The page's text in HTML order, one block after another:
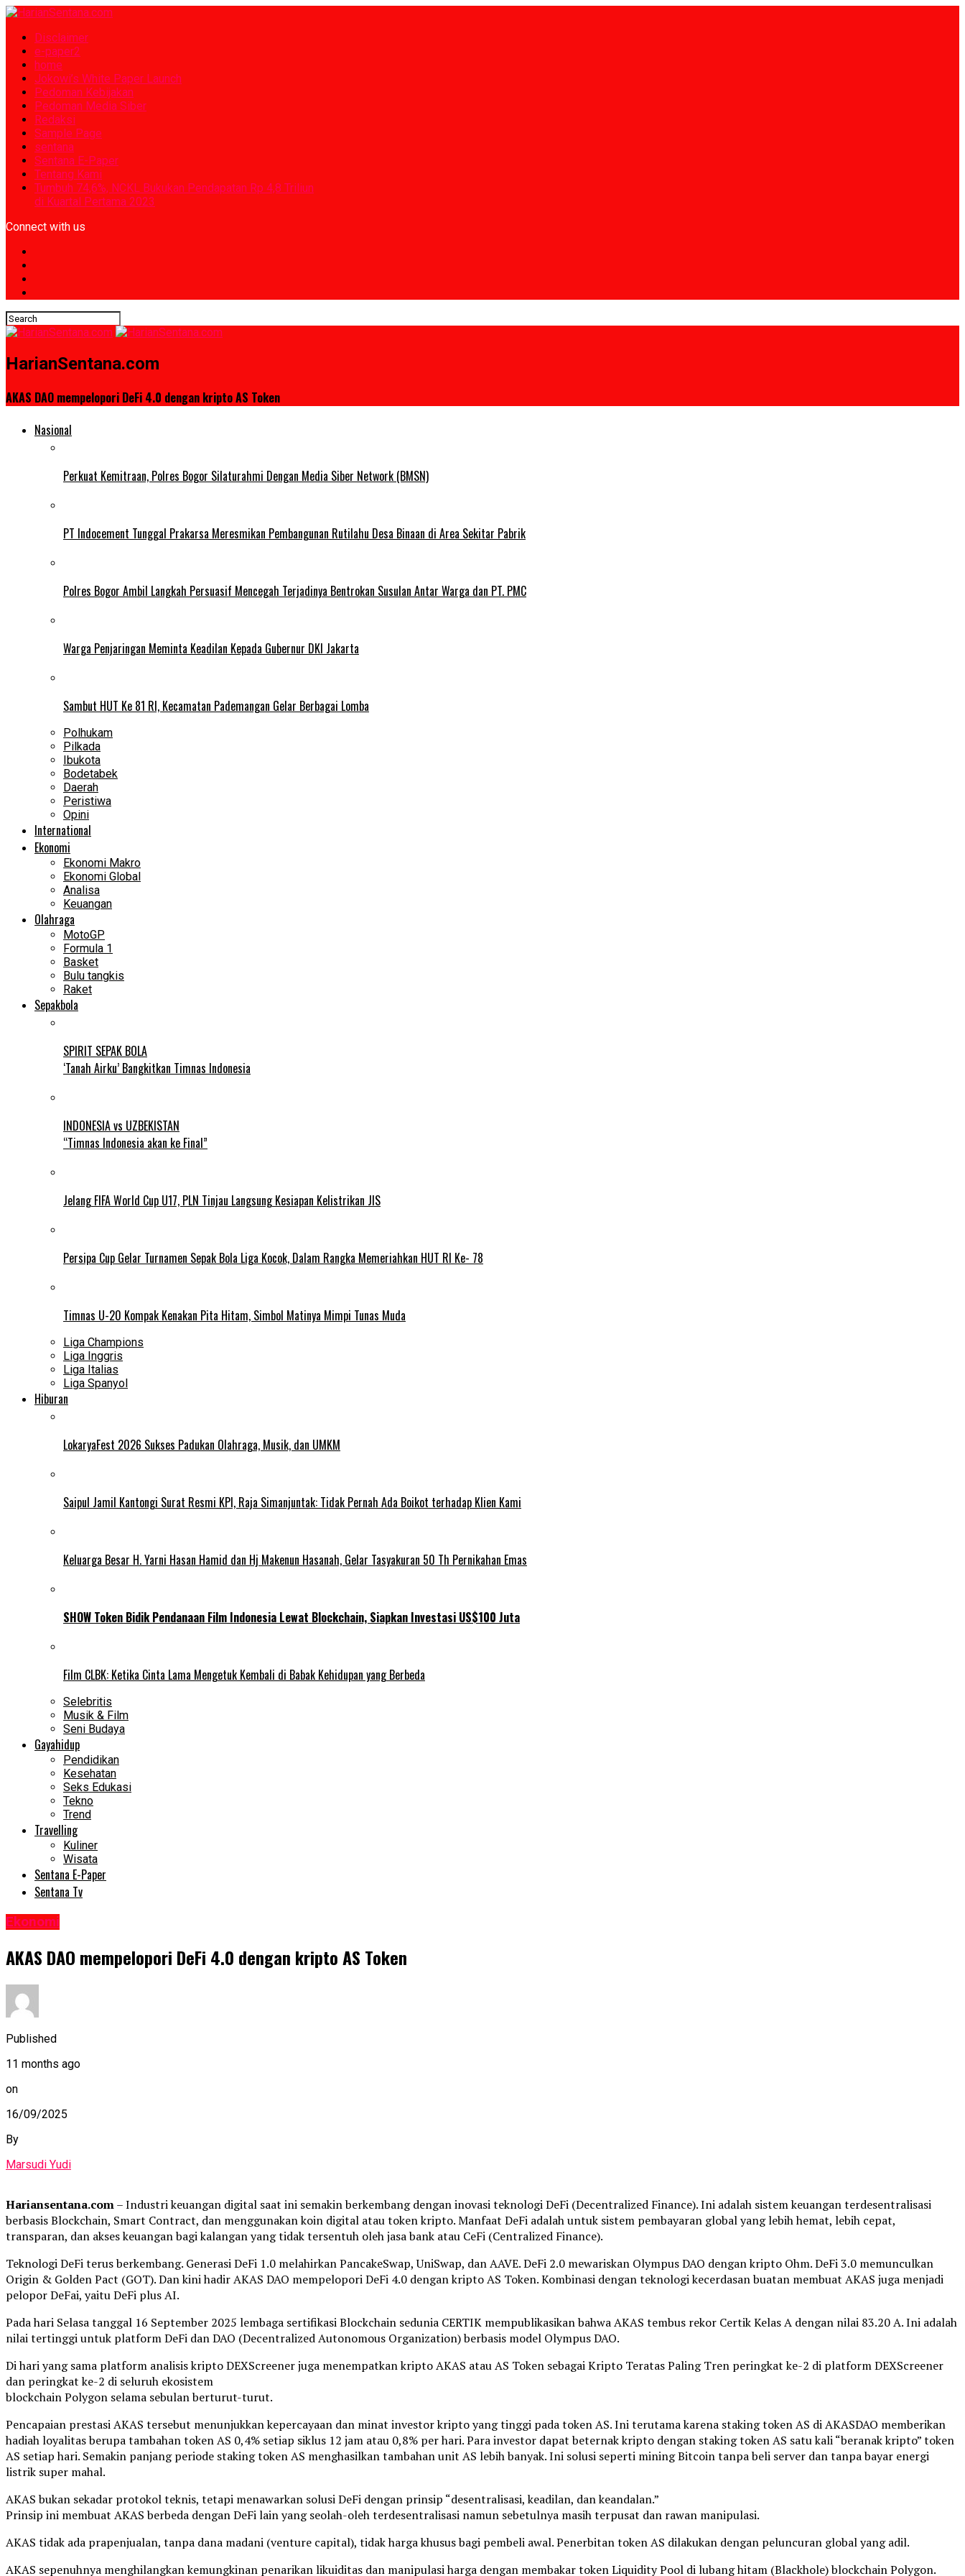
Disclaimer
e-paper2
home
Jokowi’s White Paper Launch
Pedoman Kebijakan
Pedoman Media Siber
Redaksi
Sample Page
sentana
Sentana E-Paper
Tentang Kami
Tumbuh 74,6%, NCKL Bukukan Pendapatan Rp 4,8 Triliun
di Kuartal Pertama 2023
Connect with us
HarianSentana.com
AKAS DAO mempelopori DeFi 4.0 dengan kripto AS Token
Nasional
Perkuat Kemitraan, Polres Bogor Silaturahmi Dengan Media Siber Network (BMSN)
PT Indocement Tunggal Prakarsa Meresmikan Pembangunan Rutilahu Desa Binaan di Area Sekitar Pabrik
Polres Bogor Ambil Langkah Persuasif Mencegah Terjadinya Bentrokan Susulan Antar Warga dan PT. PMC
Warga Penjaringan Meminta Keadilan Kepada Gubernur DKI Jakarta
Sambut HUT Ke 81 RI, Kecamatan Pademangan Gelar Berbagai Lomba
Polhukam
Pilkada
Ibukota
Bodetabek
Daerah
Peristiwa
Opini
International
Ekonomi
Ekonomi Makro
Ekonomi Global
Analisa
Keuangan
Olahraga
MotoGP
Formula 1
Basket
Bulu tangkis
Raket
Sepakbola
SPIRIT SEPAK BOLA
‘Tanah Airku’ Bangkitkan Timnas Indonesia
INDONESIA vs UZBEKISTAN
“Timnas Indonesia akan ke Final”
Jelang FIFA World Cup U17, PLN Tinjau Langsung Kesiapan Kelistrikan JIS
Persipa Cup Gelar Turnamen Sepak Bola Liga Kocok, Dalam Rangka Memeriahkan HUT RI Ke- 78
Timnas U-20 Kompak Kenakan Pita Hitam, Simbol Matinya Mimpi Tunas Muda
Liga Champions
Liga Inggris
Liga Italias
Liga Spanyol
Hiburan
LokaryaFest 2026 Sukses Padukan Olahraga, Musik, dan UMKM
Saipul Jamil Kantongi Surat Resmi KPI, Raja Simanjuntak: Tidak Pernah Ada Boikot terhadap Klien Kami
Keluarga Besar H. Yarni Hasan Hamid dan Hj Makenun Hasanah, Gelar Tasyakuran 50 Th Pernikahan Emas
SHOW Token Bidik Pendanaan Film Indonesia Lewat Blockchain, Siapkan Investasi US$100 Juta
Film CLBK: Ketika Cinta Lama Mengetuk Kembali di Babak Kehidupan yang Berbeda
Selebritis
Musik & Film
Seni Budaya
Gayahidup
Pendidikan
Kesehatan
Seks Edukasi
Tekno
Trend
Travelling
Kuliner
Wisata
Sentana E-Paper
Sentana Tv
Ekonomi
AKAS DAO mempelopori DeFi 4.0 dengan kripto AS Token
Published
11 months ago
on
16/09/2025
By
Marsudi Yudi
Hariansentana.com– Industri keuangan digital saat ini semakin berkembang dengan inovasi teknologi DeFi (Decentralized Finance). Ini adalah sistem keuangan terdesentralisasi
berbasis Blockchain, Smart Contract, dan menggunakan koin digital atau token kripto. Manfaat DeFi adalah untuk sistem pembayaran global yang lebih hemat, lebih cepat,
transparan, dan akses keuangan bagi kalangan yang tidak tersentuh oleh jasa bank atau CeFi (Centralized Finance).
Teknologi DeFi terus berkembang. Generasi DeFi 1.0 melahirkan PancakeSwap, UniSwap, dan AAVE. DeFi 2.0 mewariskan Olympus DAO dengan kripto Ohm. DeFi 3.0 memunculkan
Origin & Golden Pact (GOT). Dan kini hadir AKAS DAO mempelopori DeFi 4.0 dengan kripto AS Token. Kombinasi dengan teknologi kecerdasan buatan membuat AKAS juga menjadi
pelopor DeFai, yaitu DeFi plus AI.
Pada hari Selasa tanggal 16 September 2025 lembaga sertifikasi Blockchain sedunia CERTIK mempublikasikan bahwa AKAS tembus rekor Certik Kelas A dengan nilai 83.20 A. Ini adalah
nilai tertinggi untuk platform DeFi dan DAO (Decentralized Autonomous Organization) berbasis model Olympus DAO.
Di hari yang sama platform analisis kripto DEXScreener juga menempatkan kripto AKAS atau AS Token sebagai Kripto Teratas Paling Tren peringkat ke-2 di platform DEXScreener
dan peringkat ke-2 di seluruh ekosistem
blockchain Polygon selama sebulan berturut-turut.
Pencapaian prestasi AKAS tersebut menunjukkan kepercayaan dan minat investor kripto yang tinggi pada token AS. Ini terutama karena staking token AS di AKASDAO memberikan
hadiah loyalitas berupa tambahan token AS 0,4% setiap siklus 12 jam atau 0,8% per hari. Para investor dapat beternak kripto dengan staking token AS satu kali “beranak kripto” token
AS setiap hari. Semakin panjang periode staking token AS menghasilkan tambahan unit AS lebih banyak. Ini solusi seperti mining Bitcoin tanpa beli server dan tanpa bayar energi
listrik super mahal.
AKAS bukan sekadar protokol teknis, tetapi menawarkan solusi DeFi dengan prinsip “desentralisasi, keadilan, dan keandalan.”
Prinsip ini membuat AKAS berbeda dengan DeFi lain yang seolah-oleh terdesentralisasi namun sebetulnya masih terpusat dan rawan manipulasi.
AKAS tidak ada prapenjualan, tanpa dana madani (venture capital), tidak harga khusus bagi pembeli awal. Penerbitan token AS dilakukan dengan peluncuran global yang adil.
AKAS sepenuhnya menghilangkan kemungkinan penarikan likuiditas dan manipulasi harga dengan membakar token Liquidity Pool di lubang hitam (Blackhole) blockchain Polygon.